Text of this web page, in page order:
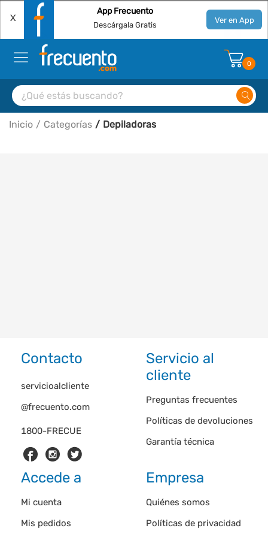
X
App Frecuento
Descárgala Gratis Ver en App
0
Inicio Categorías Depiladoras
Contacto
1800-FRECUE
servicioalcliente
@frecuento.com
Servicio al
cliente
Preguntas frecuentes
Políticas de devoluciones
Garantía técnica
Accede a
Mi cuenta
Mis pedidos
Empresa
Quiénes somos
Políticas de privacidad